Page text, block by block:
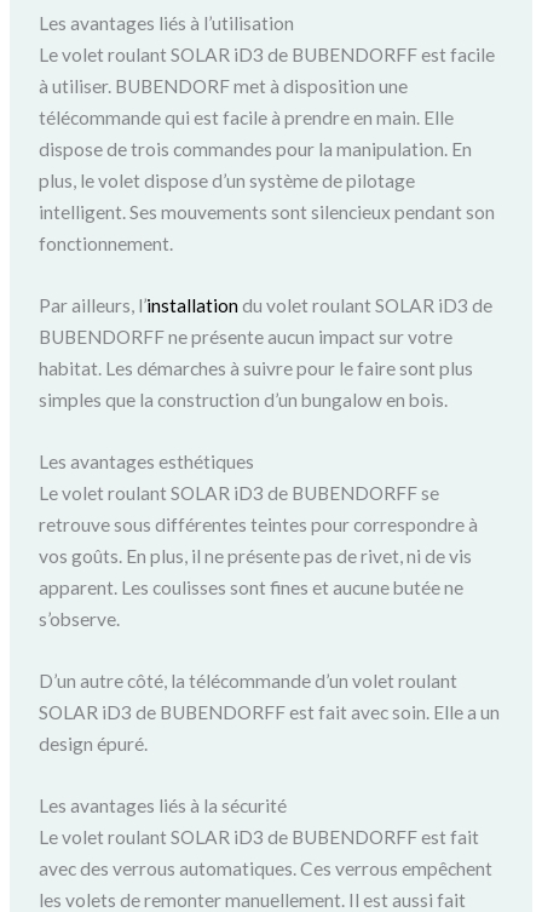
Les avantages liés à l’utilisation
Le volet roulant SOLAR iD3 de BUBENDORFF est facile
à utiliser. BUBENDORF met à disposition une
télécommande qui est facile à prendre en main. Elle
dispose de trois commandes pour la manipulation. En
plus, le volet dispose d’un système de pilotage
intelligent. Ses mouvements sont silencieux pendant son
fonctionnement.
Par ailleurs, l’installationdu volet roulant SOLAR iD3 de
BUBENDORFF ne présente aucun impact sur votre
habitat. Les démarches à suivre pour le faire sont plus
simples que la construction d’un bungalow en bois.
Les avantages esthétiques
Le volet roulant SOLAR iD3 de BUBENDORFF se
retrouve sous différentes teintes pour correspondre à
vos goûts. En plus, il ne présente pas de rivet, ni de vis
apparent. Les coulisses sont fines et aucune butée ne
s’observe.
D’un autre côté, la télécommande d’un volet roulant
SOLAR iD3 de BUBENDORFF est fait avec soin. Elle a un
design épuré.
Les avantages liés à la sécurité
Le volet roulant SOLAR iD3 de BUBENDORFF est fait
avec des verrous automatiques. Ces verrous empêchent
les volets de remonter manuellement. Il est aussi fait